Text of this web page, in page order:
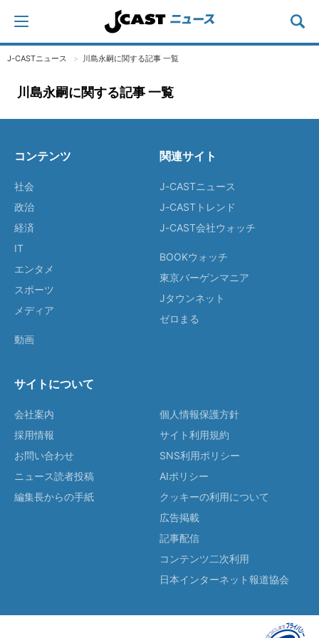
J-CASTニュース 川島永嗣に関する記事 一覧
川島永嗣に関する記事 一覧
コンテンツ
社会
政治
経済
IT
エンタメ
スポーツ
メディア
動画
関連サイト
J-CASTニュース
J-CASTトレンド
J-CAST会社ウォッチ
BOOKウォッチ
東京バーゲンマニア
Jタウンネット
ゼロまる
サイトについて
会社案内
採用情報
お問い合わせ
ニュース読者投稿
編集長からの手紙
個人情報保護方針
サイト利用規約
SNS利用ポリシー
AIポリシー
クッキーの利用について
広告掲載
記事配信
コンテンツ二次利用
日本インターネット報道協会